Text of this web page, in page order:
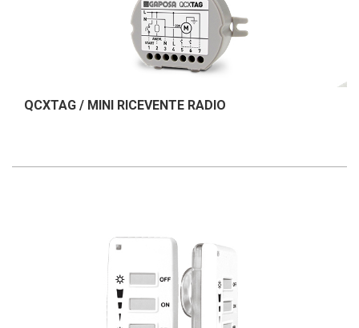
QCXTAG / MINI RICEVENTE RADIO